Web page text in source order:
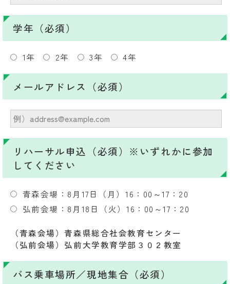
学年（必須）
1年 2年 3年 4年
メールアドレス（必須）
リハーサル申込（必須）※いずれかに参加
してください
青森会場：8月17日（月）16：00～17：20
弘前会場：8月18日（火）16：00～17：20
（青森会場）青森県総合社会教育センター
（弘前会場）弘前大学教育学部３０２教室
バス乗車場所／現地集合（必須）